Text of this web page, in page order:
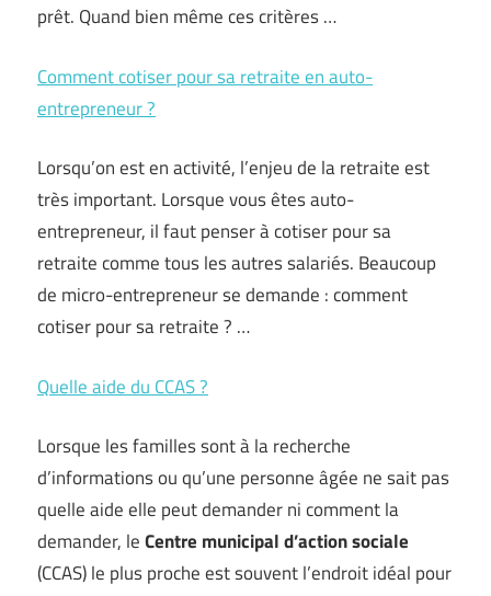
prêt. Quand bien même ces critères …
Comment cotiser pour sa retraite en auto-
entrepreneur ?
Lorsqu’on est en activité, l’enjeu de la retraite est
très important. Lorsque vous êtes auto-
entrepreneur, il faut penser à cotiser pour sa
retraite comme tous les autres salariés. Beaucoup
de micro-entrepreneur se demande : comment
cotiser pour sa retraite ? …
Quelle aide du CCAS ?
Lorsque les familles sont à la recherche
d’informations ou qu’une personne âgée ne sait pas
quelle aide elle peut demander ni comment la
demander, leCentre municipal d’action sociale
(CCAS) le plus proche est souvent l’endroit idéal pour